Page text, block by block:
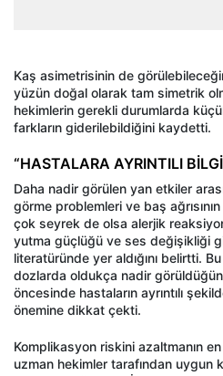
Kaş asimetrisinin de
yüzün doğal olarak tam simetrik
hekimlerin gerekli durumlarda
farkların giderilebildiğini kaydetti.
“HASTALARA AYRINTILI
Daha nadir görülen yan etkiler
görme problemleri ve baş
çok seyrek de olsa alerjik
yutma güçlüğü ve ses değişikliği
literatüründe yer aldığını belirtti.
dozlarda oldukça nadir
öncesinde hastaların ayrıntılı
önemine dikkat çekti.
Komplikasyon riskini azaltmanın
uzman hekimler tarafından uygun